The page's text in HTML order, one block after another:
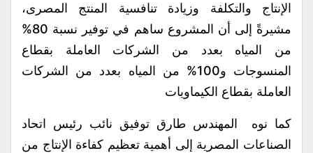
الإنتاج والتكلفة وزيادة تنافسية المنتج المصرى،
مشيرةً إلى أن المشروع ساهم في توفير نسبة 80%
من المياه بعدد من الشركات العاملة بقطاع
المنسوجات و100% من المياه بعدد من الشركات
العاملة بقطاع الكيماويات
كما نوه المهندس طارق توفيق نائب رئيس اتحاد
الصناعات المصرية إلى أهمية تعظيم كفاءة الإنتاج من